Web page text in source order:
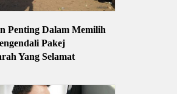
Penting Dalam Memilih
Pakej
Yang Selamat